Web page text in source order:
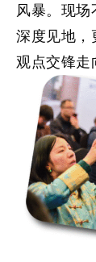
风暴。现
深度见地，
观点交锋走